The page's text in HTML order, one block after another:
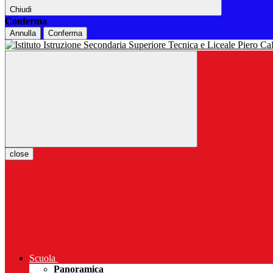
Chiudi
Conferma
Annulla Conferma
close
Scuola
Panoramica